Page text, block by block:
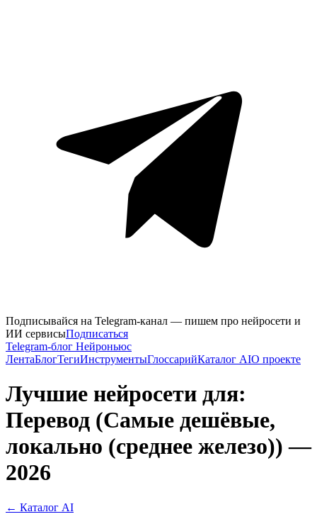
Подписывайся на Telegram-канал — пишем про нейросети и
ИИ сервисыПодписаться
Telegram-блог Нейроньюс
ЛентаБлогТегиИнструментыГлоссарийКаталог AIО проекте
Лучшие нейросети для:
Перевод (Самые дешёвые,
локально (среднее железо)) —
2026
← Каталог AI